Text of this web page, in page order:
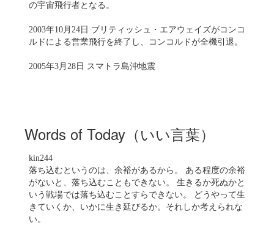
の宇宙飛行者となる。
2003年10月24日 ブリティッシュ・エアウェイズがコンコ
ルドによる営業飛行を終了し、コンコルドが全機引退。
2005年3月28日 スマトラ島沖地震
Words of Today（いい言葉）
kin244
落ち込むというのは、余裕があるから。 ある程度の余裕
がないと、落ち込むこともできない。 生きるか死ぬかと
いう戦場では落ち込むことすらできない。 どうやって生
きていくか、いかに生き延びるか。それしか考えられな
い。